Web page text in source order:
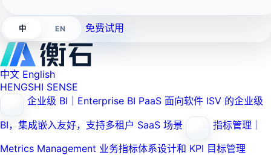
中 EN 免费试用
中文 English
HENGSHI SENSE
企业级 BI｜Enterprise BI PaaS 面向软件 ISV 的企业级
BI，集成嵌入友好，支持多租户 SaaS 场景
指标管理｜
Metrics Management 业务指标体系设计和 KPI 目标管理